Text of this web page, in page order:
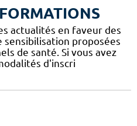
actualités en faveur des
proposées
de santé. Si vous avez
d'inscri